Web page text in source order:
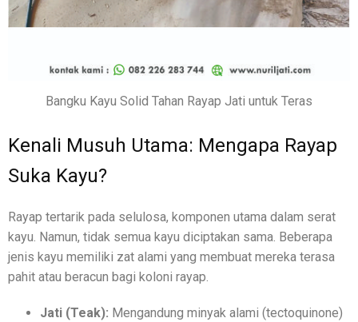
Bangku Kayu Solid Tahan Rayap Jati untuk Teras
Kenali Musuh Utama: Mengapa Rayap
Suka Kayu?
Rayap tertarik pada selulosa, komponen utama dalam serat
kayu. Namun, tidak semua kayu diciptakan sama. Beberapa
jenis kayu memiliki zat alami yang membuat mereka terasa
pahit atau beracun bagi koloni rayap.
Jati (Teak): Mengandung minyak alami (tectoquinone)